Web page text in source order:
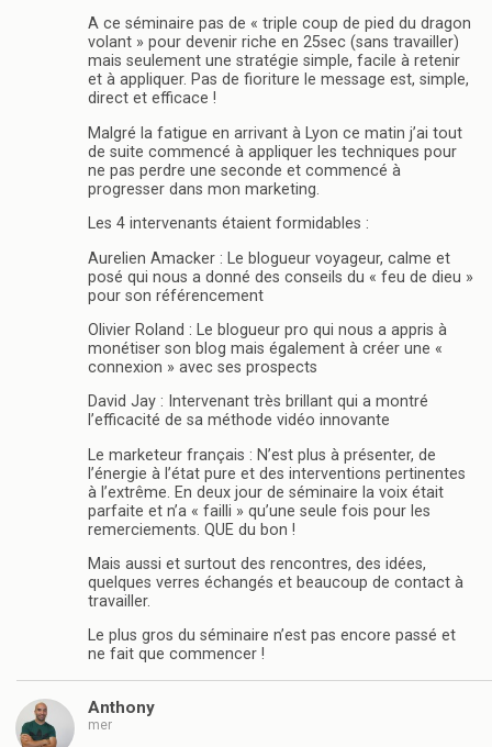
A ce séminaire pas de « triple coup de pied du dragon
volant » pour devenir riche en 25sec (sans travailler)
mais seulement une stratégie simple, facile à retenir
et à appliquer. Pas de fioriture le message est, simple,
direct et efficace !
Malgré la fatigue en arrivant à Lyon ce matin j’ai tout
de suite commencé à appliquer les techniques pour
ne pas perdre une seconde et commencé à
progresser dans mon marketing.
Les 4 intervenants étaient formidables :
Aurelien Amacker : Le blogueur voyageur, calme et
posé qui nous a donné des conseils du « feu de dieu »
pour son référencement
Olivier Roland : Le blogueur pro qui nous a appris à
monétiser son blog mais également à créer une «
connexion » avec ses prospects
David Jay : Intervenant très brillant qui a montré
l’efficacité de sa méthode vidéo innovante
Le marketeur français : N’est plus à présenter, de
l’énergie à l’état pure et des interventions pertinentes
à l’extrême. En deux jour de séminaire la voix était
parfaite et n’a « failli » qu’une seule fois pour les
remerciements. QUE du bon !
Mais aussi et surtout des rencontres, des idées,
quelques verres échangés et beaucoup de contact à
travailler.
Le plus gros du séminaire n’est pas encore passé et
ne fait que commencer !
Anthony
mer